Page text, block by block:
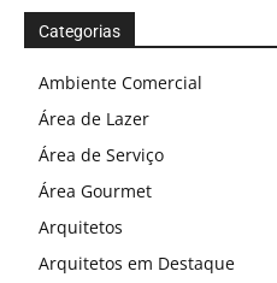
Categorias
Ambiente Comercial
Área de Lazer
Área de Serviço
Área Gourmet
Arquitetos
Arquitetos em Destaque